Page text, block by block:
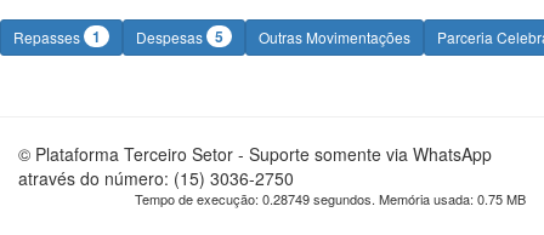
Repasses 1 Despesas 5 Outras Movimentações Parceria
© Plataforma Terceiro Setor - Suporte somente via WhatsApp
através do número: (15) 3036-2750
Tempo de execução: 0.28749 segundos. Memória usada: 0.75 MB